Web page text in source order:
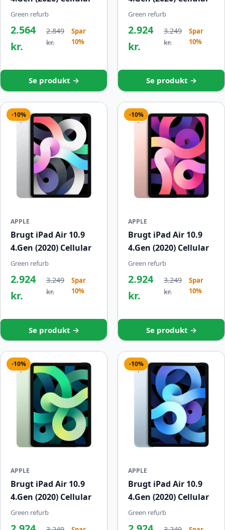
Green refurb
2.564
kr.
2.849
kr.
Spar
10%
Se produkt →
Green refurb
2.924
kr.
3.249
kr.
Spar
10%
Se produkt →
-10%
APPLE
Brugt iPad Air 10.9
4.Gen (2020) Cellular
Green refurb
2.924
kr.
3.249
kr.
Spar
10%
Se produkt →
-10%
APPLE
Brugt iPad Air 10.9
4.Gen (2020) Cellular
Green refurb
2.924
kr.
3.249
kr.
Spar
10%
Se produkt →
-10%
APPLE
Brugt iPad Air 10.9
4.Gen (2020) Cellular
Green refurb
-10%
APPLE
Brugt iPad Air 10.9
4.Gen (2020) Cellular
Green refurb